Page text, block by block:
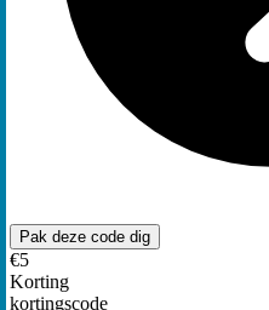
Pak deze code dig
€5
Korting
kortingscode